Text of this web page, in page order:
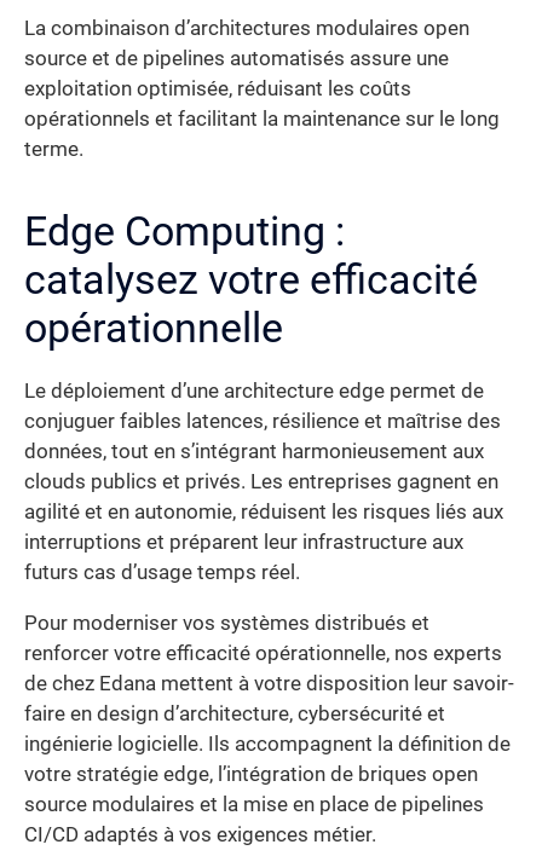
La combinaison d’architectures modulaires open
source et de pipelines automatisés assure une
exploitation optimisée, réduisant les coûts
opérationnels et facilitant la maintenance sur le long
terme.
Edge Computing :
catalysez votre efficacité
opérationnelle
Le déploiement d’une architecture edge permet de
conjuguer faibles latences, résilience et maîtrise des
données, tout en s’intégrant harmonieusement aux
clouds publics et privés. Les entreprises gagnent en
agilité et en autonomie, réduisent les risques liés aux
interruptions et préparent leur infrastructure aux
futurs cas d’usage temps réel.
Pour moderniser vos systèmes distribués et
renforcer votre efficacité opérationnelle, nos experts
de chez Edana mettent à votre disposition leur savoir-
faire en design d’architecture, cybersécurité et
ingénierie logicielle. Ils accompagnent la définition de
votre stratégie edge, l’intégration de briques open
source modulaires et la mise en place de pipelines
CI/CD adaptés à vos exigences métier.